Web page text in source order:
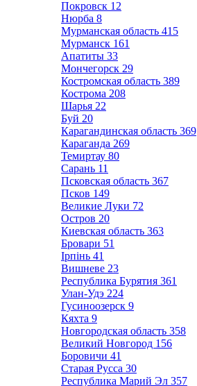
Покровск 12
Нюрба 8
Мурманская область 415
Мурманск 161
Апатиты 33
Мончегорск 29
Костромская область 389
Кострома 208
Шарья 22
Буй 20
Карагандинская область 369
Караганда 269
Темиртау 80
Сарань 11
Псковская область 367
Псков 149
Великие Луки 72
Остров 20
Киевская область 363
Бровари 51
Ірпінь 41
Вишневе 23
Республика Бурятия 361
Улан-Удэ 224
Гусиноозерск 9
Кяхта 9
Новгородская область 358
Великий Новгород 156
Боровичи 41
Старая Русса 30
Республика Марий Эл 357